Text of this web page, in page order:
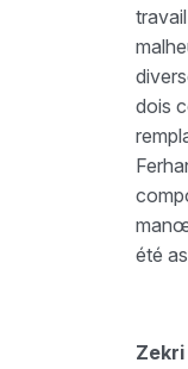
dois
été